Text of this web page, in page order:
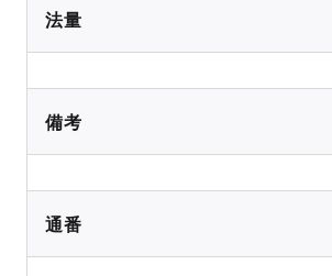
法量
備考
通番